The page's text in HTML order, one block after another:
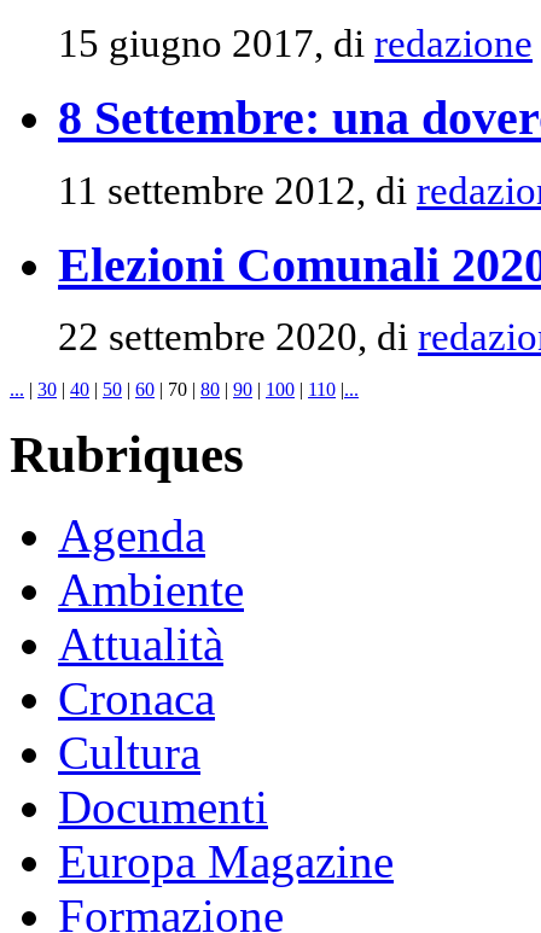
15 giugno 2017, di redazione
8 Settembre: una
11 settembre 2012, di
Elezioni Comunali
22 settembre 2020, di
... | 30 | 40 | 50 | 60 | 70 | 80 | 90 | 100 | 110 |...
Rubriques
Agenda
Ambiente
Attualità
Cronaca
Cultura
Documenti
Europa Magazine
Formazione